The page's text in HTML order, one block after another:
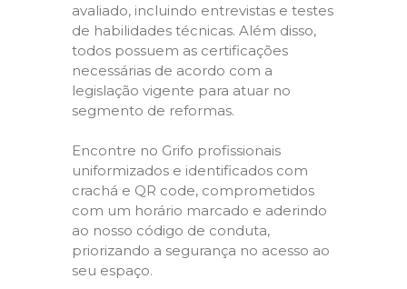
avaliado, incluindo entrevistas e testes
de habilidades técnicas. Além disso,
todos possuem as certificações
necessárias de acordo com a
legislação vigente para atuar no
segmento de reformas.
Encontre no Grifo profissionais
uniformizados e identificados com
crachá e QR code, comprometidos
com um horário marcado e aderindo
ao nosso código de conduta,
priorizando a segurança no acesso ao
seu espaço.